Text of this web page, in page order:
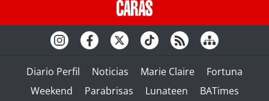
Diario Perfil Noticias Marie Claire
Fortuna
Weekend
Parabrisas Lunateen BATimes